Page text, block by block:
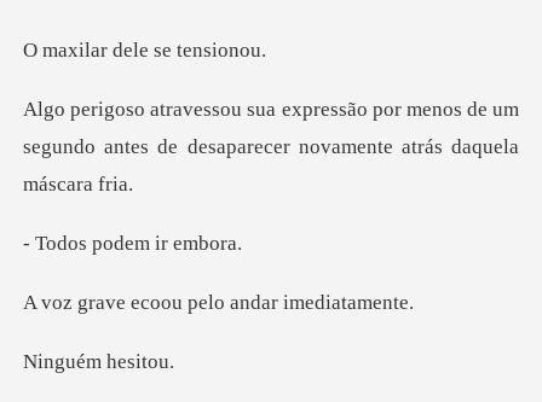
dele se
or menos de um
segundo antes de desapare
podem ir
oou pelo andar
ém he